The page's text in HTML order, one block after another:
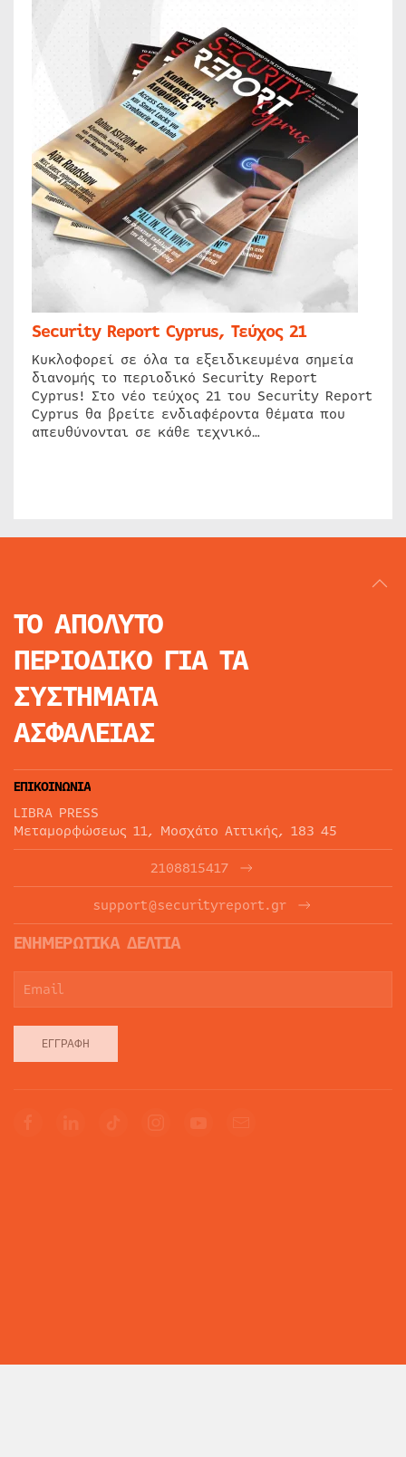
Security Report Cyprus, Τεύχος 21
Κυκλοφορεί σε όλα τα εξειδικευμένα σημεία
διανομής το περιοδικό Security Report
Cyprus! Στο νέο τεύχος 21 του Security Report
Cyprus θα βρείτε ενδιαφέροντα θέματα που
απευθύνονται σε κάθε τεχνικό…
ΤΟ ΑΠΟΛΥΤΟ
ΠΕΡΙΟΔΙΚΟ ΓΙΑ ΤΑ
ΣΥΣΤΗΜΑΤΑ
ΑΣΦΑΛΕΙΑΣ
ΕΠΙΚΟΙΝΩΝΙΑ
LIBRA PRESS
Μεταμορφώσεως 11, Μοσχάτο Αττικής, 183 45
2108815417
support@securityreport.gr
ΕΝΗΜΕΡΩΤΙΚΑ ΔΕΛΤΙΑ
ΕΓΓΡΑΦΉ